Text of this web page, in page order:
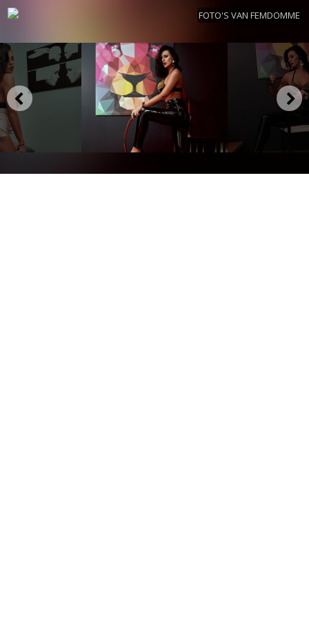
FOTO'S VAN FEMDOMME